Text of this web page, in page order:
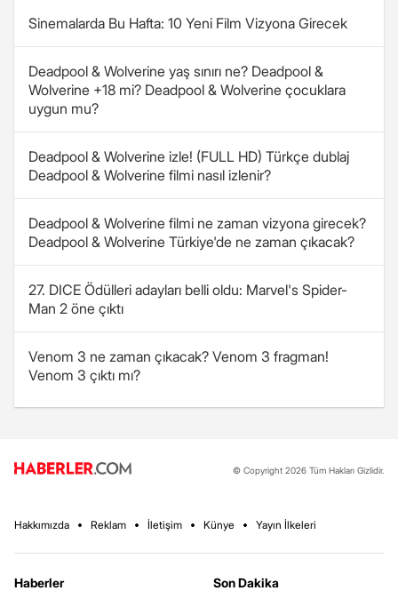
Sinemalarda Bu Hafta: 10 Yeni Film Vizyona Girecek
Deadpool & Wolverine yaş sınırı ne? Deadpool &
Wolverine +18 mi? Deadpool & Wolverine çocuklara
uygun mu?
Deadpool & Wolverine izle! (FULL HD) Türkçe dublaj
Deadpool & Wolverine filmi nasıl izlenir?
Deadpool & Wolverine filmi ne zaman vizyona girecek?
Deadpool & Wolverine Türkiye'de ne zaman çıkacak?
27. DICE Ödülleri adayları belli oldu: Marvel's Spider-
Man 2 öne çıktı
Venom 3 ne zaman çıkacak? Venom 3 fragman!
Venom 3 çıktı mı?
© Copyright 2026 Tüm Hakları Gizlidir.
Hakkımızda Reklam İletişim Künye Yayın İlkeleri
Haberler
Son Dakika